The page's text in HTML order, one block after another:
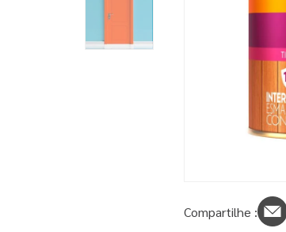
Compartilhe :
tinta piso
spray